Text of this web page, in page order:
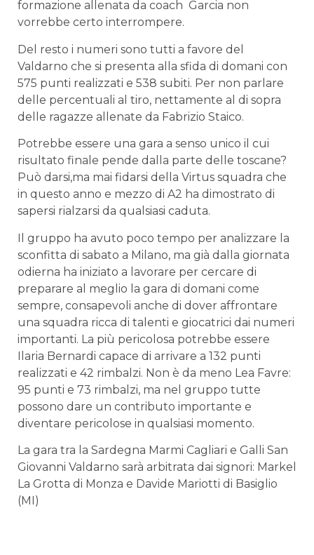
formazione allenata da coach Garcia non
vorrebbe certo interrompere.
Del resto i numeri sono tutti a favore del
Valdarno che si presenta alla sfida di domani con
575 punti realizzati e 538 subiti. Per non parlare
delle percentuali al tiro, nettamente al di sopra
delle ragazze allenate da Fabrizio Staico.
Potrebbe essere una gara a senso unico il cui
risultato finale pende dalla parte delle toscane?
Può darsi,ma mai fidarsi della Virtus squadra che
in questo anno e mezzo di A2 ha dimostrato di
sapersi rialzarsi da qualsiasi caduta.
Il gruppo ha avuto poco tempo per analizzare la
sconfitta di sabato a Milano, ma già dalla giornata
odierna ha iniziato a lavorare per cercare di
preparare al meglio la gara di domani come
sempre, consapevoli anche di dover affrontare
una squadra ricca di talenti e giocatrici dai numeri
importanti. La più pericolosa potrebbe essere
Ilaria Bernardi capace di arrivare a 132 punti
realizzati e 42 rimbalzi. Non è da meno Lea Favre:
95 punti e 73 rimbalzi, ma nel gruppo tutte
possono dare un contributo importante e
diventare pericolose in qualsiasi momento.
La gara tra la Sardegna Marmi Cagliari e Galli San
Giovanni Valdarno sarà arbitrata dai signori: Markel
La Grotta di Monza e Davide Mariotti di Basiglio
(MI)